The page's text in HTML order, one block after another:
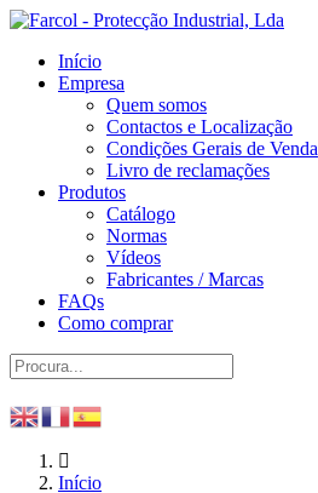
Início
Empresa
Quem somos
Contactos e Localização
Condições Gerais de Venda
Livro de reclamações
Produtos
Catálogo
Normas
Vídeos
Fabricantes / Marcas
FAQs
Como comprar
Início